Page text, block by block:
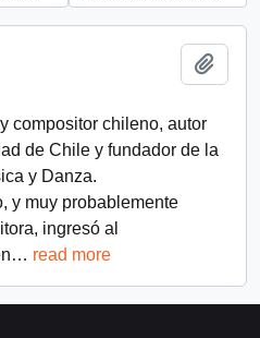
compositor chileno, autor
de Chile y fundador de la
y Danza.
y muy probablemente
ingresó al
… read more